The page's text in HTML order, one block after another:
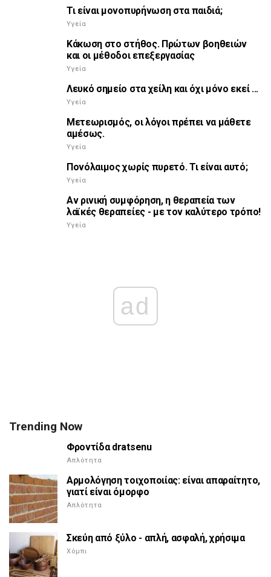
Τι είναι μονοπυρήνωση στα παιδιά;
Υγεία
Κάκωση στο στήθος. Πρώτων βοηθειών
και οι μέθοδοι επεξεργασίας
Υγεία
Λευκό σημείο στα χείλη και όχι μόνο εκεί ...
Υγεία
Μετεωρισμός, οι λόγοι πρέπει να μάθετε
αμέσως.
Υγεία
Πονόλαιμος χωρίς πυρετό. Τι είναι αυτό;
Υγεία
Αν ρινική συμφόρηση, η θεραπεία των
λαϊκές θεραπείες - με τον καλύτερο τρόπο!
Υγεία
ad
Trending Now
Φροντίδα dratsenu
Απλότητα
Αρμολόγηση τοιχοποιίας: είναι απαραίτητο,
γιατί είναι όμορφο
Απλότητα
Σκεύη από ξύλο - απλή, ασφαλή, χρήσιμα
Χόμπι